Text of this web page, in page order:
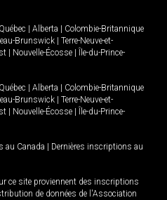
Québec Alberta
Colombie-Britannique
Brunswick
Terre-Neuve-et-
Nouvelle-Écosse
Île-du-Prince-
Québec Alberta
Colombie-Britannique
Brunswick
Terre-Neuve-et-
Nouvelle-Écosse
Île-du-Prince-
au Canada
Dernières inscriptions au
ce site proviennent des inscriptions
de données de l'Association